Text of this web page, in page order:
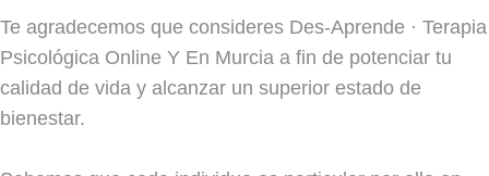
Te agradecemos que consideres Des-Aprende · Terapia
Psicológica Online Y En Murcia a fin de potenciar tu
calidad de vida y alcanzar un superior estado de
bienestar.